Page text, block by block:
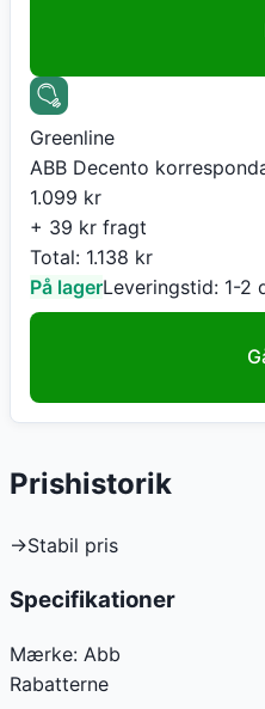
Greenline
ABB Decento
1.099 kr
+ 39 kr fragt
Total: 1.138 kr
På lagerLeveringstid: 1-2
Prishistorik
→Stabil pris
Specifikationer
Mærke: Abb
Rabatterne